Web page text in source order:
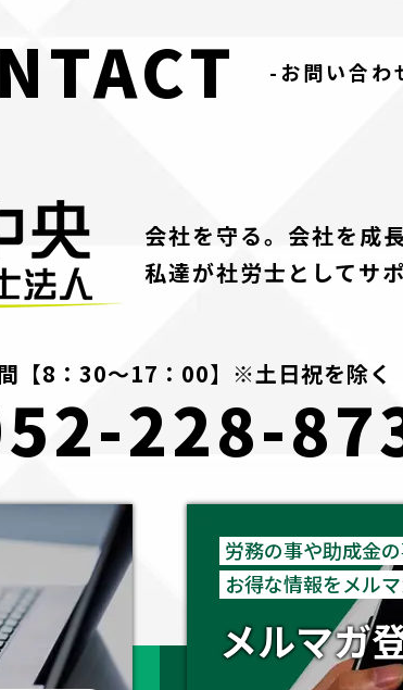
-お問い合わ
会社を守る。会社を成
私達が社労士としてサ
【8：30～17：00】※土日祝を除く
228-
労務の事や助成金の
お得な情報をメル
メルマガ